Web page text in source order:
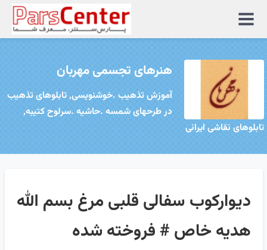
منوی
سایت
هنرهای تجسمی مهربان
آموزش تذهیب .خوشنویسی, تابلوهای تذهیب
در طرحهای شمسه .حاشیه .سرلوح کتیبه,
تابلوهای نقاشی ایرانی
دیوارکوب سفالی قلبی مرغ بسم الله
هدیه خاص # فروخته شده